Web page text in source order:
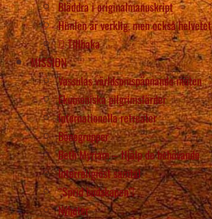
Bläddra i originalmanuskript
Himlen är verklig, men också helvetet
Tillbaka
MISSION
Vassulas världsomspännande möten
Ekumeniska pilgrimsfärder
Internationella retreater
Bönegrupper
Beth Myriam – Hjälp de behövande
Interreligiöst samtal
“Sprid budskapen”!
Nyheter